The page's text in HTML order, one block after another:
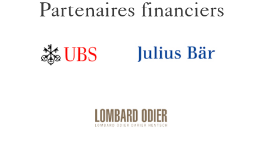
Partenaires financiers